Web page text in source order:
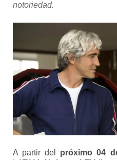
notoriedad.
A partir del próximo 04